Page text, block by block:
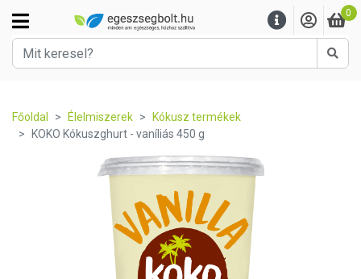
0
Főoldal Élelmiszerek
Kókusz termékek
KOKO Kókuszghurt - vaníliás 450 g